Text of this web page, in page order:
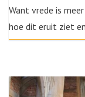
Want vrede is
hoe dit eruit ziet